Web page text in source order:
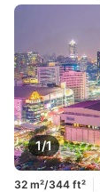
1/1
32 m²/344 ft²